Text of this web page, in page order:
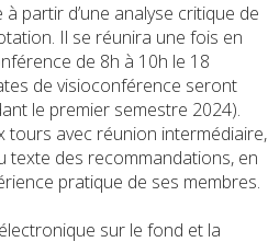
partir d’une analyse critique de
Il se réunira une fois en
de 8h à 10h le 18
de visioconférence seront
le premier semestre 2024).
tours avec réunion intermédiaire,
texte des recommandations, en
pratique de ses membres.
sur le fond et la